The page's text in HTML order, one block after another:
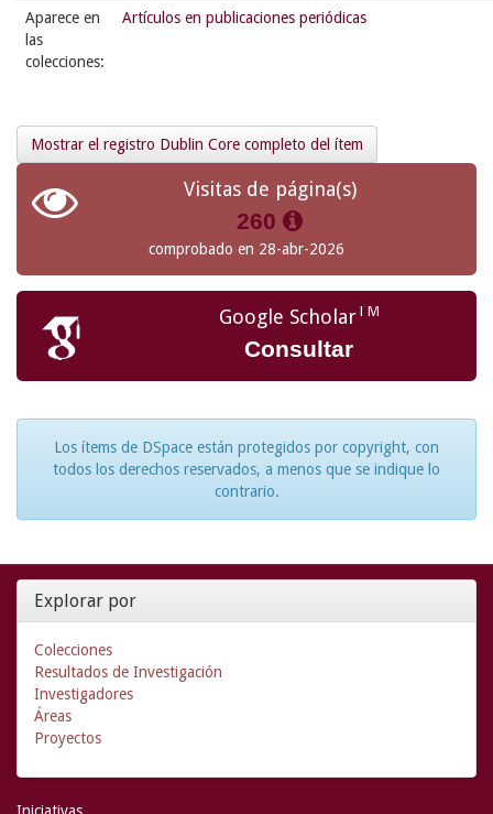
Aparece en
las
colecciones:
Artículos en publicaciones periódicas
Mostrar el registro Dublin Core completo del ítem
Visitas de página(s)
260
comprobado en 28-abr-2026
Google ScholarTM
Consultar
Los ítems de DSpace están protegidos por copyright, con
todos los derechos reservados, a menos que se indique lo
contrario.
Explorar por
Colecciones
Resultados de Investigación
Investigadores
Áreas
Proyectos